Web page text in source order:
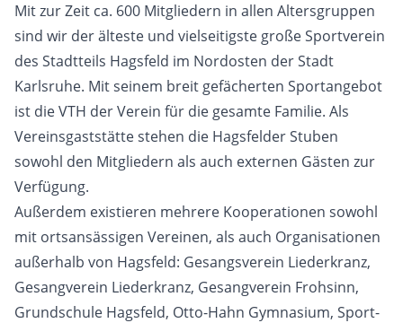
Mitglied werden Spenden
Hagsfelder Stuben Kontakt
Mit zur Zeit ca. 600 Mitgliedern in allen Altersgruppen
sind wir der älteste und vielseitigste große Sportverein
des Stadtteils Hagsfeld im Nordosten der Stadt
Karlsruhe. Mit seinem breit gefächerten Sportangebot
ist die VTH der Verein für die gesamte Familie. Als
Vereinsgaststätte stehen die Hagsfelder Stuben
sowohl den Mitgliedern als auch externen Gästen zur
Verfügung.
Außerdem existieren mehrere Kooperationen sowohl
mit ortsansässigen Vereinen, als auch Organisationen
außerhalb von Hagsfeld: Gesangsverein Liederkranz,
Gesangverein Liederkranz, Gesangverein Frohsinn,
Grundschule Hagsfeld, Otto-Hahn Gymnasium, Sport-